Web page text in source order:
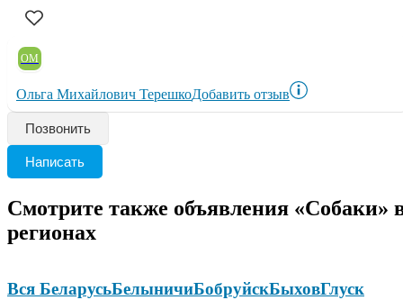
ОМ
Ольга Михайлович ТерешкоДобавить отзыв
Позвонить
Написать
Смотрите также объявления «Собаки»
регионах
Вся БеларусьБелыничиБобруйскБыховГлуск